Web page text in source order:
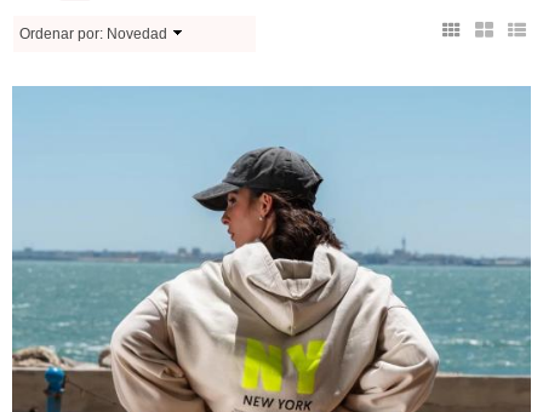
Ordenar por: Novedad